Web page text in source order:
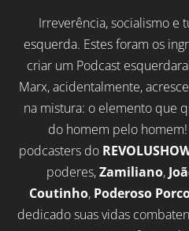
Irreverência, socialismo e
esquerda. Estes foram os
criar um Podcast
Marx, acidentalmente,
na mistura: o elemento que
do homem pelo homem!
podcasters do
poderes,Zamiliano,
Coutinho, Poderoso
dedicado suas vidas